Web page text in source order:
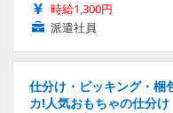
時給1,300円
派遣社員
仕分け・ピッキング・
カ!人気おもちゃの仕分け